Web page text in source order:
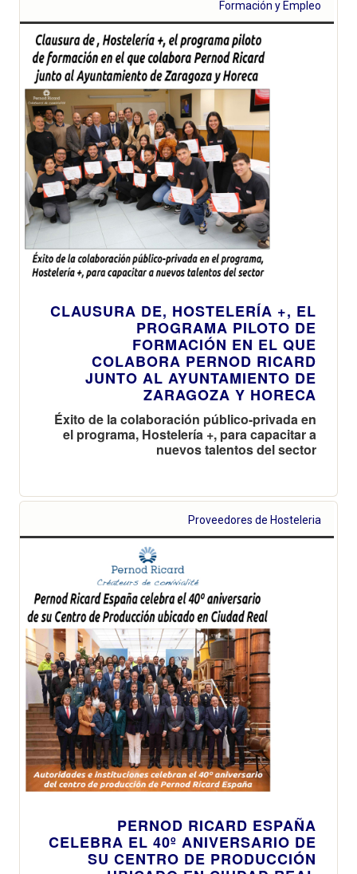
Formación y Empleo
CLAUSURA DE, HOSTELERÍA +, EL
PROGRAMA PILOTO DE
FORMACIÓN EN EL QUE
COLABORA PERNOD RICARD
JUNTO AL AYUNTAMIENTO DE
ZARAGOZA Y HORECA
Éxito de la colaboración público-privada en
el programa, Hostelería +, para capacitar a
nuevos talentos del sector
Proveedores de Hosteleria
PERNOD RICARD ESPAÑA
CELEBRA EL 40º ANIVERSARIO DE
SU CENTRO DE PRODUCCIÓN